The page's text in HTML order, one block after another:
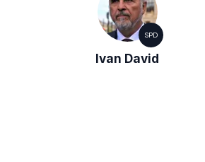
SPD
Ivan David